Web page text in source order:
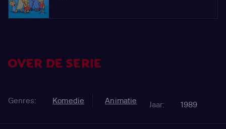
OVER DE SERIE
Genres: Komedie Animatie Jaar: 1989